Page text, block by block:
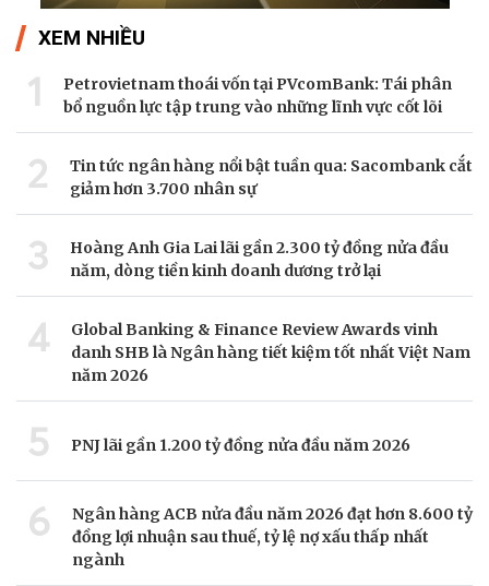
XEM NHIỀU
1
Petrovietnam thoái vốn tại PVcomBank: Tái phân
bổ nguồn lực tập trung vào những lĩnh vực cốt lõi
2
Tin tức ngân hàng nổi bật tuần qua: Sacombank cắt
giảm hơn 3.700 nhân sự
3
Hoàng Anh Gia Lai lãi gần 2.300 tỷ đồng nửa đầu
năm, dòng tiền kinh doanh dương trở lại
4
Global Banking & Finance Review Awards vinh
danh SHB là Ngân hàng tiết kiệm tốt nhất Việt Nam
năm 2026
5 PNJ lãi gần 1.200 tỷ đồng nửa đầu năm 2026
6
Ngân hàng ACB nửa đầu năm 2026 đạt hơn 8.600 tỷ
đồng lợi nhuận sau thuế, tỷ lệ nợ xấu thấp nhất
ngành